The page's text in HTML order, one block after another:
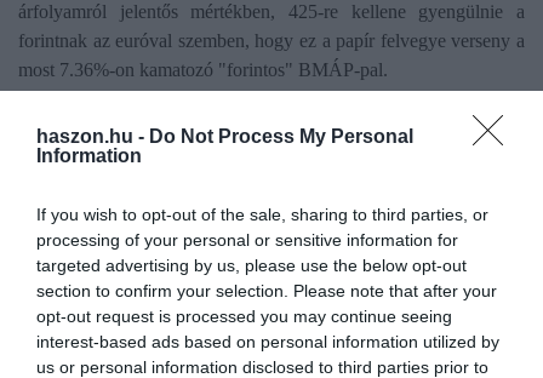
haszon.hu - Do Not Process My Personal
Information
If you wish to opt-out of the sale, sharing to third parties, or
processing of your personal or sensitive information for
targeted advertising by us, please use the below opt-out
section to confirm your selection. Please note that after your
opt-out request is processed you may continue seeing
interest-based ads based on personal information utilized by
us or personal information disclosed to third parties prior to
árfolyamról jelentős mértékben, 425-re kellene gyengülnie a
forintnak az euróval szemben, hogy ez a papír felvegye verseny a
most 7.36%-on kamatozó "forintos" BMÁP-pal.
Olvasd el ezt is!
Ennyien törték eddig fel a nyugdíj-megtakarítást
lakás célra
Csúcson a magyar megtakarítások, ezek a
legnépszerűbb módok
Megtakarítás minden hónapban? Ennyi magyarnak